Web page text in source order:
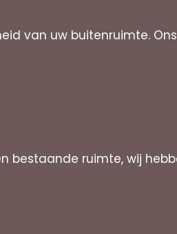
van uw buitenruimte.
bestaande ruimte, wij